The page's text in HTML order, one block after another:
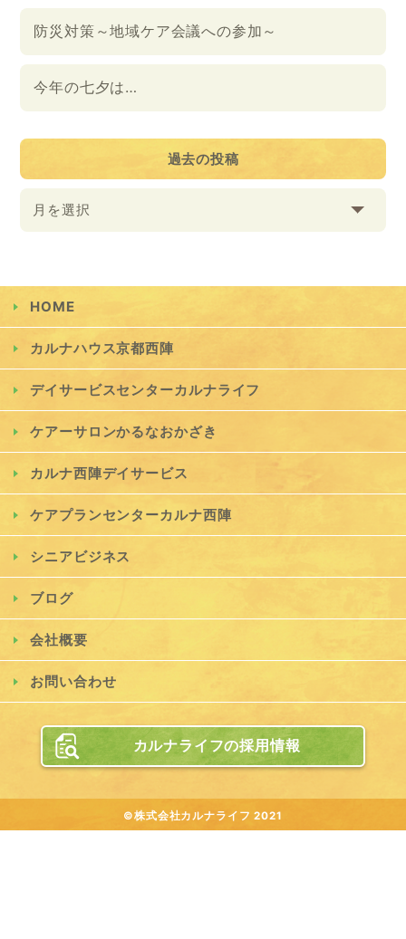
防災対策～地域ケア会議への参加～
今年の七夕は…
過去の投稿
月を選択
HOME
カルナハウス京都西陣
デイサービスセンターカルナライフ
ケアーサロンかるなおかざき
カルナ西陣デイサービス
ケアプランセンターカルナ西陣
シニアビジネス
ブログ
会社概要
お問い合わせ
カルナライフの採用情報
©株式会社カルナライフ 2021